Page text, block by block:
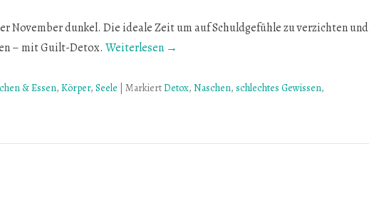
November dunkel. Die ideale Zeit um auf Schuldgefühle zu verzichten und
– mit Guilt-Detox. Weiterlesen →
& Essen, Körper, Seele MarkiertDetox, Naschen, schlechtes Gewissen,